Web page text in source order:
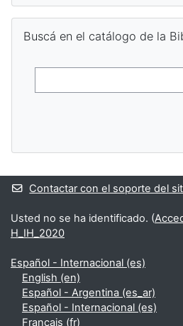
Buscá en el catálogo de la
Contactar con el soporte del
Usted no se ha identificado. (
H_IH_2020
Español - Internacional ‎(es)‎
English ‎(en)‎
Español - Argentina ‎(es_ar)‎
Español - Internacional ‎(es)‎
Français ‎(fr)‎